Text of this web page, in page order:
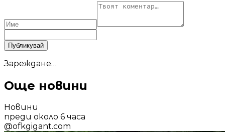
Публикувай
Зареждане…
Още новини
Новини
преди около 6 часа
@ofkgigant.com